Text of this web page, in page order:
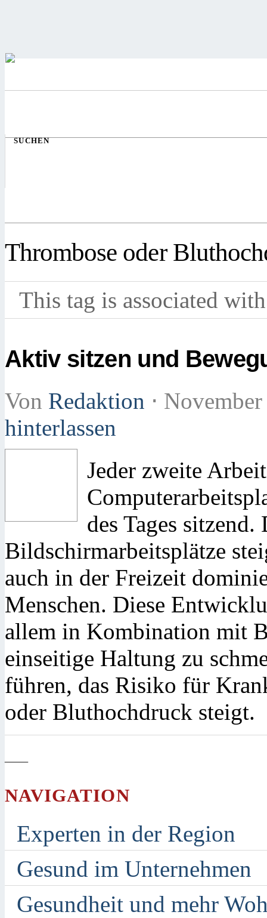
SUCHEN
Thrombose oder
This tag is associated
Aktiv sitzen und
Von Redaktion ⋅
hinterlassen
Jeder zweite
des Tages
Bildschirmarbeitsplätze
auch in der Freizeit
Menschen. Diese
allem in Kombination mit
einseitige Haltung zu
führen, das Risiko für
oder Bluthochdruck steigt.
—
NAVIGATION
Experten in der Region
Gesund im Unternehmen
Gesundheit und mehr